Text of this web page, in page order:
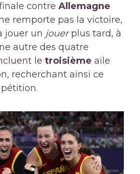
contre Allemagne
remporte pas la victoire,
jouer un jouerplus tard, à
autre des quatre
le troisième aile
recherchant ainsi ce